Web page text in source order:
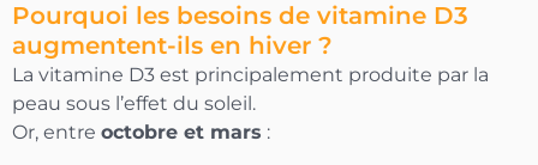
Pourquoi les besoins de vitamine D3
augmentent-ils en hiver ?
La vitamine D3 est principalement produite par la
peau sous l’effet du soleil.
Or, entre octobre et mars :